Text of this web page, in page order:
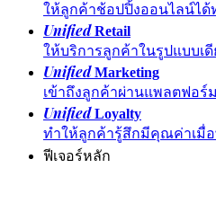
ให้ลูกค้าช้อปปิ้งออนไลน์ได้
UnifiedRetail
ให้บริการลูกค้าในรูปแบบเ
UnifiedMarketing
เข้าถึงลูกค้าผ่านแพลตฟอร์
UnifiedLoyalty
ทำให้ลูกค้ารู้สึกมีคุณค่าเมื่อ
ฟีเจอร์หลัก